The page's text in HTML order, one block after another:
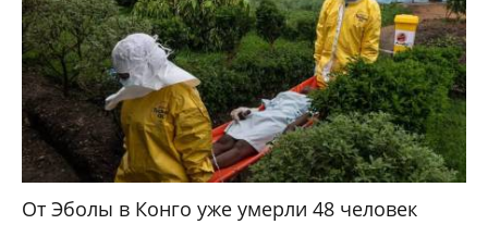
От Эболы в Конго уже умерли 48 человек